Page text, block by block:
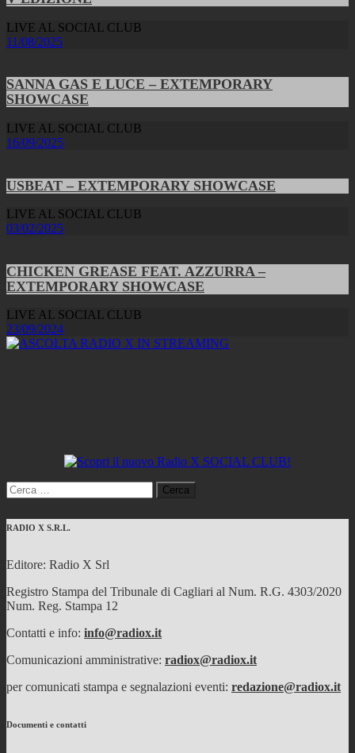
LIVE AL SOCIAL CLUB
11/08/2025
SANNA GAS E LUCE – EXTEMPORARY
SHOWCASE
LIVE AL SOCIAL CLUB
16/09/2025
USBEAT – EXTEMPORARY SHOWCASE
LIVE AL SOCIAL CLUB
03/02/2025
CHICKEN GREASE FEAT. AZZURRA –
EXTEMPORARY SHOWCASE
LIVE AL SOCIAL CLUB
23/09/2024
Ricerca
per:
RADIO X S.R.L.
Editore: Radio X Srl
Registro Stampa del Tribunale di Cagliari al Num. R.G. 4303/2020
Num. Reg. Stampa 12
Contatti e info: info@radiox.it
Comunicazioni amministrative: radiox@radiox.it
per comunicati stampa e segnalazioni eventi: redazione@radiox.it
Documenti e contatti